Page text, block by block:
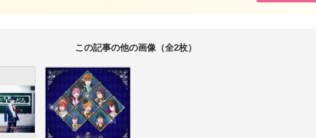
この記事の他の画像（全2枚）